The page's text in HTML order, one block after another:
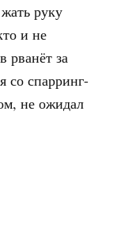
руку
и не
рванёт за
со спарринг-
не ожидал